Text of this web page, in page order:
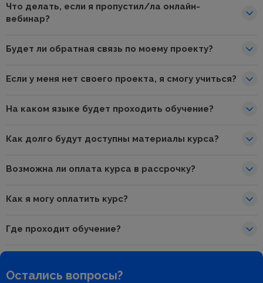
Что делать, если я пропустил/ла онлайн-
вебинар?
Будет ли обратная связь по моему проекту?
Если у меня нет своего проекта, я смогу учиться?
На каком языке будет проходить обучение?
Как долго будут доступны материалы курса?
Возможна ли оплата курса в рассрочку?
Как я могу оплатить курс?
Где проходит обучение?
Остались вопросы?